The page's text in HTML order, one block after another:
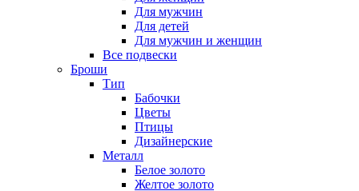
Для мужчин
Для детей
Для мужчин и женщин
Все подвески
Броши
Тип
Бабочки
Цветы
Птицы
Дизайнерские
Металл
Белое золото
Желтое золото